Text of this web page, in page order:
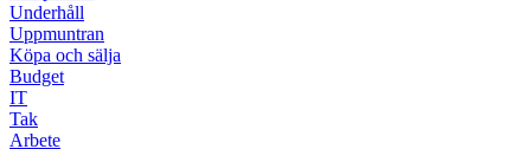
Underhåll
Uppmuntran
Köpa och sälja
Budget
IT
Tak
Arbete